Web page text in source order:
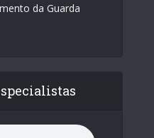
da Guarda